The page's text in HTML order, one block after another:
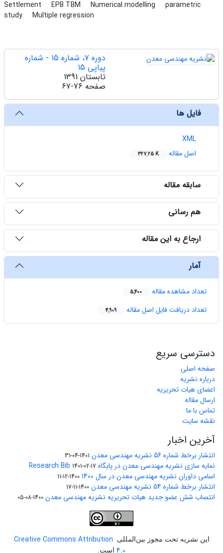
Settlement EPB TBM Numerical modelling
parametric
study
Multiple regression
دوره 7، شماره 15 - شماره
پیاپی 15
تابستان 1391
صفحه 67-76
فایل ها
XML
اصل مقاله
327.25 K
سابقه مقاله
هم رسانی
ارجاع به این مقاله
آمار
تعداد مشاهده مقاله 5,400
تعداد دریافت فایل اصل مقاله 4,909
دسترسی سریع
صفحه اصلی
درباره نشریه
اعضای هیات تحریریه
ارسال مقاله
تماس با ما
نقشه سایت
آخرین اخبار
انتشار برخط شماره 56 نشریه مهندسی معدن 1401-04-31
نمایه سازی نشریه مهندسی معدن در پایگاه Research Bib 1401-02-17
اسامی داوران نشریه مهندسی معدن در سال 1400 1400-12-11
انتشار برخط شماره 54 نشریه مهندسی معدن 1400-11-17
انتصاب شش عضو جدید هیات تحریریه نشریه مهندسی معدن 1400-08-05
این نشریه تحت مجوز بین‌المللی
Creative Commons Attribution
4.0 است.